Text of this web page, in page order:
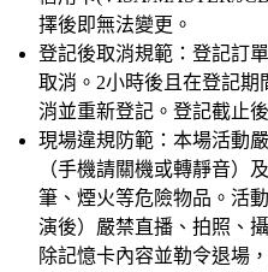
擇後即無法變更。
登記後取消規範： 登記訂
取消。2小時後且在登記
消並重新登記。登記截止
現場違規防範： 本場活動
（手機請關機或轉靜音）
筆、煙火等危險物品。活
演後）嚴禁直播、拍照、
除記憶卡內容並勒令退場